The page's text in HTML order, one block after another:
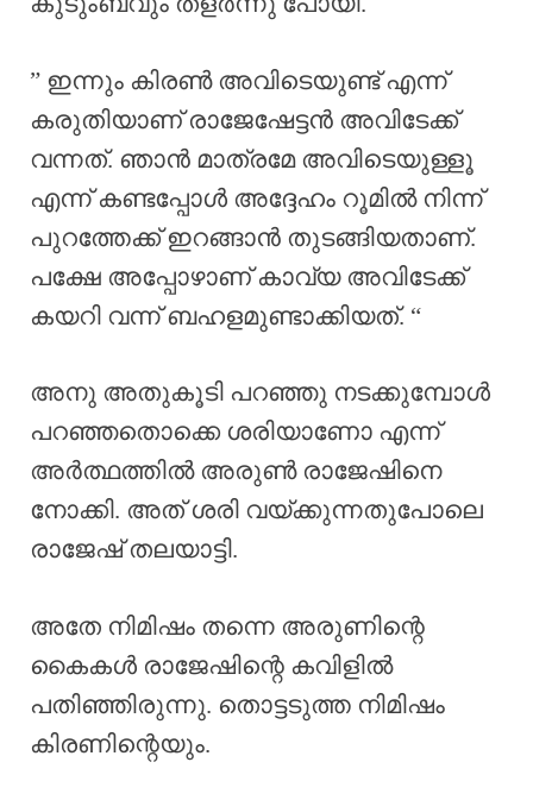
” ഇന്നും കിരൺ അവിടെയുണ്ട് എന്ന്
കരുതിയാണ് രാജേഷേട്ടൻ അവിടേക്ക്
വന്നത്. ഞാൻ മാത്രമേ അവിടെയുള്ളൂ
എന്ന് കണ്ടപ്പോൾ അദ്ദേഹം റൂമിൽ നിന്ന്
പുറത്തേക്ക് ഇറങ്ങാൻ തുടങ്ങിയതാണ്.
പക്ഷേ അപ്പോഴാണ് കാവ്യ അവിടേക്ക്
കയറി വന്ന് ബഹളമുണ്ടാക്കിയത്. “
അനു അതുകൂടി പറഞ്ഞു നടക്കുമ്പോൾ
പറഞ്ഞതൊക്കെ ശരിയാണോ എന്ന്
അർത്ഥത്തിൽ അരുൺ രാജേഷിനെ
നോക്കി. അത് ശരി വയ്ക്കുന്നതുപോലെ
രാജേഷ് തലയാട്ടി.
അതേ നിമിഷം തന്നെ അരുണിന്റെ
കൈകൾ രാജേഷിന്റെ കവിളിൽ
പതിഞ്ഞിരുന്നു. തൊട്ടടുത്ത നിമിഷം
കിരണിന്റെയും.